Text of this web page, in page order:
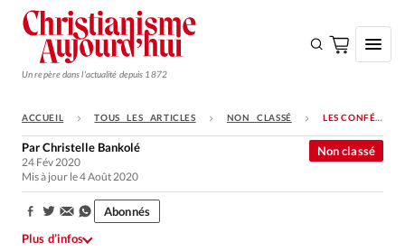
Un repère dans l'actualité depuis 1872
S'ABONNER
Monde
Opinions
ACCUEIL TOUS LES ARTICLES NON CLASSÉ LES CONFÉRENCES POUR FEMMES SE MULTIPLIENT
Non classé
ParChristelle Bankolé
24 Fév 2020
Mis à jour le 4 Août 2020
Partager:
Abonnés
Plus d’infos